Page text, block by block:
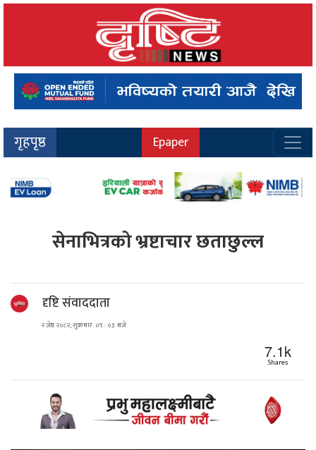
गृहपृष्ठ Epaper
सेनाभित्रको भ्रष्टाचार छताछुल्ल
दृष्टि संवाददाता
२ जेष्ठ २०८२, शुक्रबार ०९ : ०३ बजे
7.1k
Shares